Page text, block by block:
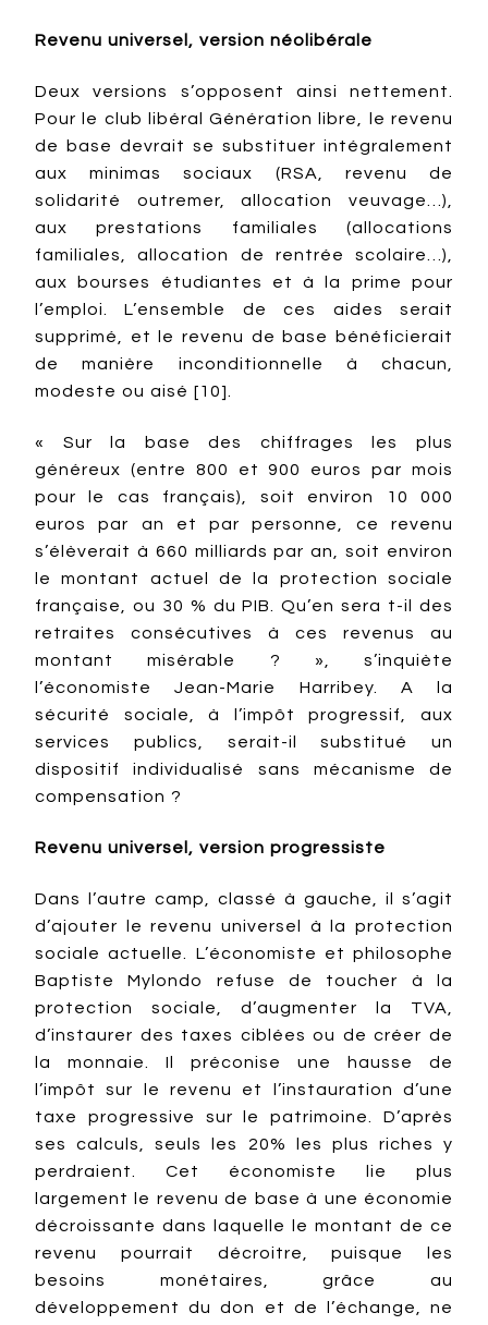
Revenu universel, version néolibérale
Deux versions s’opposent ainsi nettement.
Pour le club libéral Génération libre, le revenu
de base devrait se substituer intégralement
aux minimas sociaux (RSA, revenu de
solidarité outremer, allocation veuvage…),
aux prestations familiales (allocations
familiales, allocation de rentrée scolaire…),
aux bourses étudiantes et à la prime pour
l’emploi. L’ensemble de ces aides serait
supprimé, et le revenu de base bénéficierait
de manière inconditionnelle à chacun,
modeste ou aisé [10].
« Sur la base des chiffrages les plus
généreux (entre 800 et 900 euros par mois
pour le cas français), soit environ 10 000
euros par an et par personne, ce revenu
s’élèverait à 660 milliards par an, soit environ
le montant actuel de la protection sociale
française, ou 30 % du PIB. Qu’en sera t-il des
retraites consécutives à ces revenus au
montant misérable ? », s’inquiète
l’économiste Jean-Marie Harribey. A la
sécurité sociale, à l’impôt progressif, aux
services publics, serait-il substitué un
dispositif individualisé sans mécanisme de
compensation ?
Revenu universel, version progressiste
Dans l’autre camp, classé à gauche, il s’agit
d’ajouter le revenu universel à la protection
sociale actuelle. L’économiste et philosophe
Baptiste Mylondo refuse de toucher à la
protection sociale, d’augmenter la TVA,
d’instaurer des taxes ciblées ou de créer de
la monnaie. Il préconise une hausse de
l’impôt sur le revenu et l’instauration d’une
taxe progressive sur le patrimoine. D’après
ses calculs, seuls les 20% les plus riches y
perdraient. Cet économiste lie plus
largement le revenu de base à une économie
décroissante dans laquelle le montant de ce
revenu pourrait décroitre, puisque les
besoins monétaires, grâce au
développement du don et de l’échange, ne